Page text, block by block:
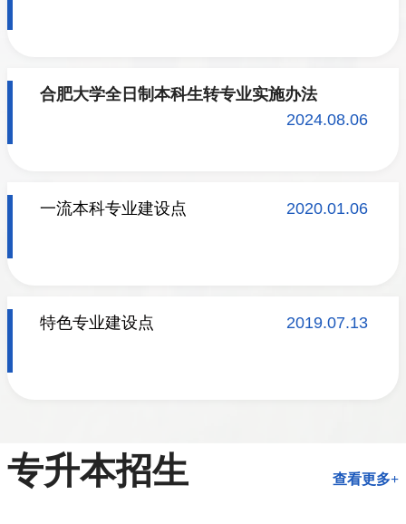
合肥大学全日制本科生转专业实施办法
2024.08.06
一流本科专业建设点 2020.01.06
特色专业建设点 2019.07.13
专升本招生 查看更多+